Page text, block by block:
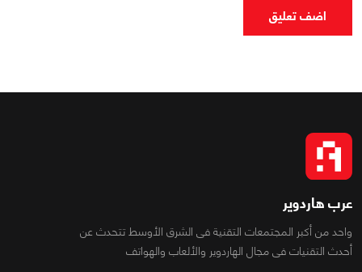
اضف تعليق
عرب هاردوير
واحد من أكبر المجتمعات التقنية فى الشرق الأوسط تتحدث عن
أحدث التقنيات فى مجال الهاردوير والألعاب والهواتف